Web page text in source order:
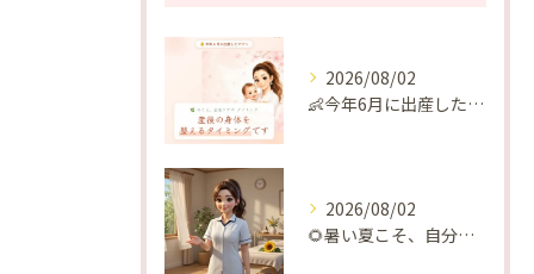
2026/08/02
👶今年6月に出産したママへ♡
2026/08/02
🌻暑い夏こそ、自分の身体を整える時間を♡